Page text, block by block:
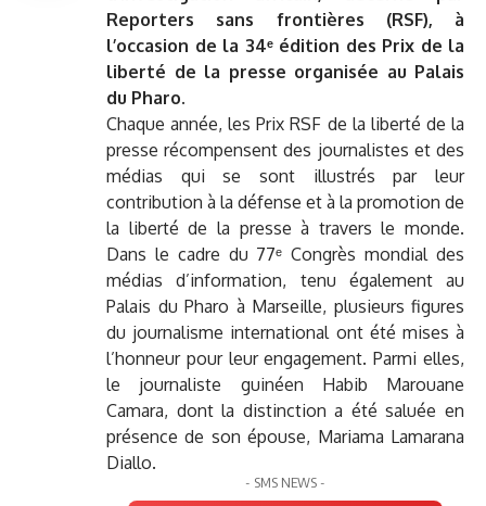
Reporters sans frontières (RSF), à
l’occasion de la 34ᵉ édition des Prix de la
liberté de la presse organisée au Palais
du Pharo.
Chaque année, les Prix RSF de la liberté de la
presse récompensent des journalistes et des
médias qui se sont illustrés par leur
contribution à la défense et à la promotion de
la liberté de la presse à travers le monde.
Dans le cadre du 77ᵉ Congrès mondial des
médias d’information, tenu également au
Palais du Pharo à Marseille, plusieurs figures
du journalisme international ont été mises à
l’honneur pour leur engagement. Parmi elles,
le journaliste guinéen Habib Marouane
Camara, dont la distinction a été saluée en
présence de son épouse, Mariama Lamarana
Diallo.
- SMS NEWS -